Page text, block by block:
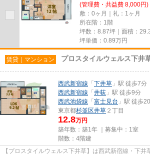
(管理費・共益費 8,000円)
敷：0ヶ月｜礼：1ヶ月
所在階：1階
坪数：8.87坪｜面積：
坪単価： 0.89万円
賃貸｜マンション プロスタイルウェルス下井
西武新宿線 「 下井草 」駅 徒歩7分
西武新宿線 「 井荻 」駅 徒歩9分
西武池袋線 「 富士見台 」駅 徒歩
東京都杉並区井草 ２丁目
12.8万円
築年数：築1年 ｜募集中： 1室
階数：4階建
【プロスタイルウェルス下井草】は西武新宿線・下